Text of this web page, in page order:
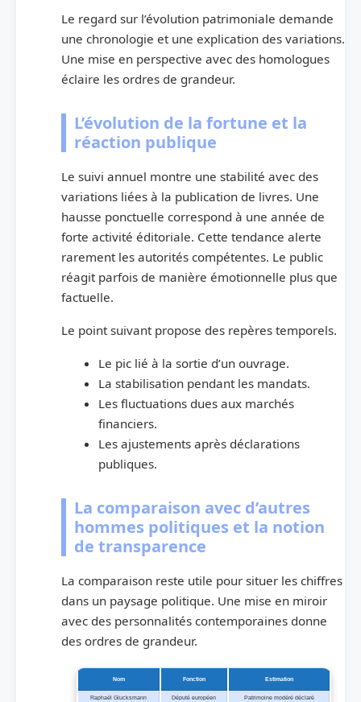
Le regard sur l’évolution patrimoniale demande
une chronologie et une explication des variations.
Une mise en perspective avec des homologues
éclaire les ordres de grandeur.
L’évolution de la fortune et la
réaction publique
Le suivi annuel montre une stabilité avec des
variations liées à la publication de livres. Une
hausse ponctuelle correspond à une année de
forte activité éditoriale. Cette tendance alerte
rarement les autorités compétentes. Le public
réagit parfois de manière émotionnelle plus que
factuelle.
Le point suivant propose des repères temporels.
Le pic lié à la sortie d’un ouvrage.
La stabilisation pendant les mandats.
Les fluctuations dues aux marchés
financiers.
Les ajustements après déclarations
publiques.
La comparaison avec d’autres
hommes politiques et la notion
de transparence
La comparaison reste utile pour situer les chiffres
dans un paysage politique. Une mise en miroir
avec des personnalités contemporaines donne
des ordres de grandeur.
Nom Fonction Estimation
Raphaël Glucksmann Député européen Patrimoine modéré déclaré